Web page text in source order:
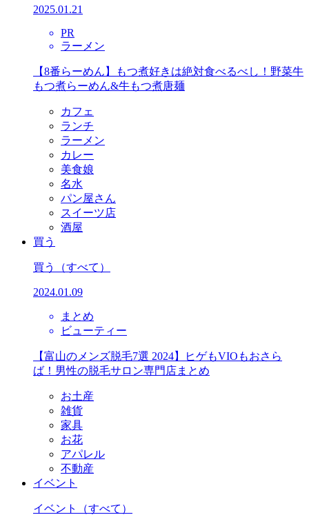
2025.01.21
PR
ラーメン
【8番らーめん】もつ煮好きは絶対食べるべし！野菜牛
もつ煮らーめん&牛もつ煮唐麺
カフェ
ランチ
ラーメン
カレー
美食娘
名水
パン屋さん
スイーツ店
酒屋
買う
買う （すべて）
2024.01.09
まとめ
ビューティー
【富山のメンズ脱毛7選 2024】ヒゲもVIOもおさら
ば！男性の脱毛サロン専門店まとめ
お土産
雑貨
家具
お花
アパレル
不動産
イベント
イベント （すべて）